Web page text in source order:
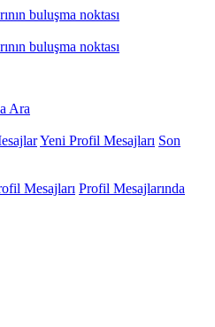
Ara
Yeni Profil Mesajları Son
Mesajları Profil Mesajlarında